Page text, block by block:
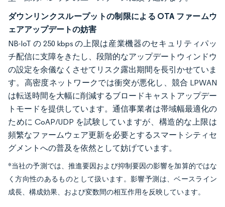
ダウンリンクスループットの制限による OTA ファームウ
ェアアップデートの妨害
NB-IoT の 250 kbps の上限は産業機器のセキュリティパッ
チ配信に支障をきたし、段階的なアップデートウィンドウ
の設定を余儀なくさせてリスク露出期間を長引かせていま
す。高密度ネットワークでは衝突が悪化し、競合 LPWAN
は転送時間を大幅に削減するブロードキャストアップデー
トモードを提供しています。通信事業者は帯域幅最適化の
ために CoAP/UDP を試験していますが、構造的な上限は
頻繁なファームウェア更新を必要とするスマートシティセ
グメントへの普及を依然として妨げています。
*当社の予測では、推進要因および抑制要因の影響を加算的ではな
く方向性のあるものとして扱います。影響予測は、ベースライン
成長、構成効果、および変数間の相互作用を反映しています。